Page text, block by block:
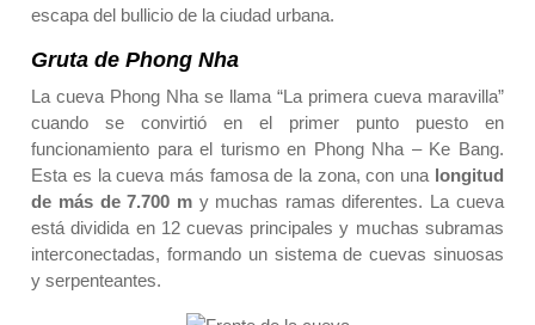
escapa del bullicio de la ciudad urbana.
Gruta de Phong Nha
La cueva Phong Nha se llama “La primera cueva maravilla”
cuando se convirtió en el primer punto puesto en
funcionamiento para el turismo en Phong Nha – Ke Bang.
Esta es la cueva más famosa de la zona, con una longitud
de más de 7.700 my muchas ramas diferentes. La cueva
está dividida en 12 cuevas principales y muchas subramas
interconectadas, formando un sistema de cuevas sinuosas
y serpenteantes.